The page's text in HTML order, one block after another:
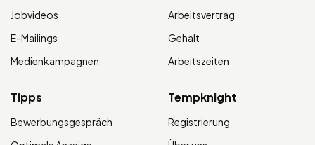
Jobvideos
E-Mailings
Medienkampagnen
Arbeitsvertrag
Gehalt
Arbeitszeiten
Tipps
Bewerbungsgespräch
Tempknight
Registrierung